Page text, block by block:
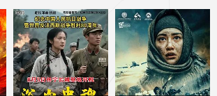
莉丝-泰勒,泰勒·约翰·
史密斯